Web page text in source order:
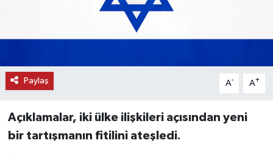
Paylaş A- A+
Açıklamalar, iki ülke ilişkileri açısından yeni
bir tartışmanın fitilini ateşledi.
SAĞLIK
SPOR
TİCARET